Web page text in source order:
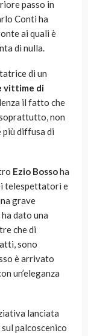
passo in
Conti ha
ai quali è
di nulla.
di un
vittime di
il fatto che
non
più diffusa di
Ezio Bossoha
telespettatori e
grave
dato una
che di
sono
è arrivato
un’eleganza
lanciata
palcoscenico